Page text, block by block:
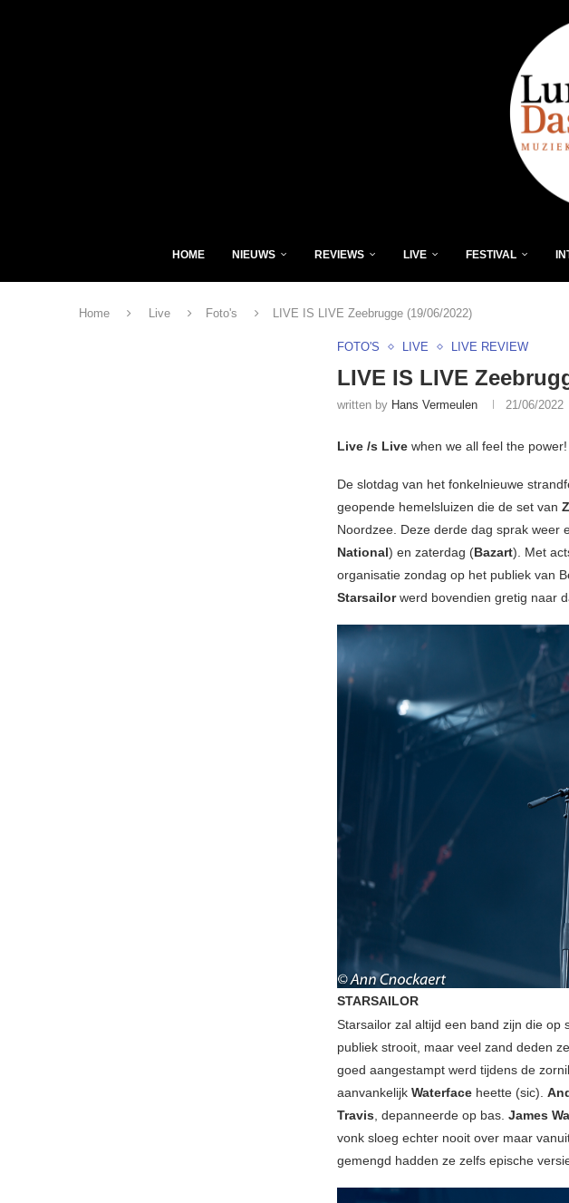
HOME NIEUWS REVIEWS LIVE FESTIVAL
Home Live Foto's LIVE IS LIVE Zeebrugge (19/06/2022)
FOTO'S LIVE LIVE REVIEW
LIVE IS LIVE
written by Hans Vermeulen 21/06/2022
Live /s Live when we all feel the power!
De slotdag van het fonkelnieuwe
geopende hemelsluizen die de set van
Noordzee. Deze derde dag sprak weer
National) en zaterdag (Bazart). Met
organisatie zondag op het publiek van
Starsailorwerd bovendien gretig naar
STARSAILOR
Starsailor zal altijd een band zijn die op
publiek strooit, maar veel zand deden
goed aangestampt werd tijdens de
aanvankelijk Waterface heette (sic).
Travis , depanneerde op bas. James
vonk sloeg echter nooit over maar
gemengd hadden ze zelfs epische